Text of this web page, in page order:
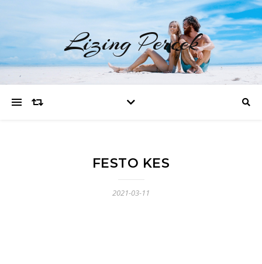
Lizing Percek
FESTO KES
2021-03-11